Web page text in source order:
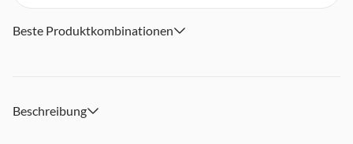
10 W (RMS) Systemleistung
Abmessungen (BxHxT): 31.00 x 13.50 x 17.00 cm
Beste Produktkombinationen
Beschreibung